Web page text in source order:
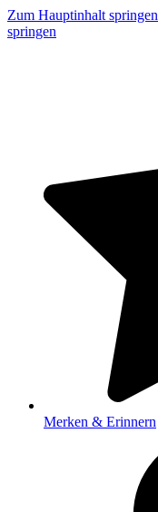
Zum Hauptinhalt springen
springen
Merken & Erinnern